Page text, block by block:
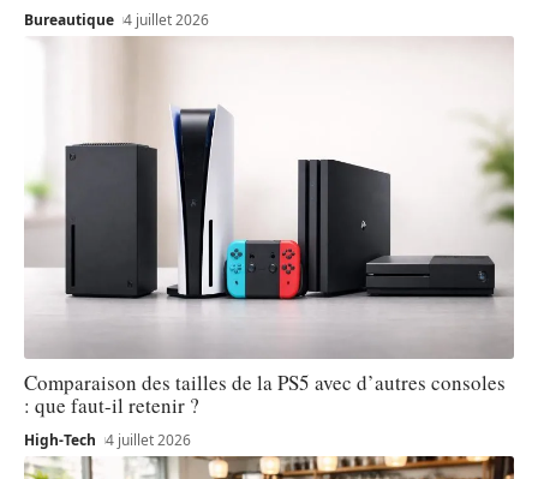
Bureautique 4 juillet 2026
Comparaison des tailles de la PS5 avec d’autres consoles
: que faut-il retenir ?
High-Tech 4 juillet 2026